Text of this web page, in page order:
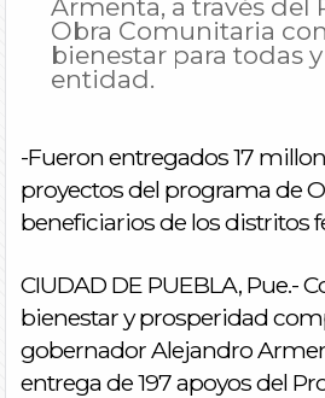
Armenta, a través del
Obra Comunitaria
bienestar para todas
entidad.
-Fueron entregados 17
proyectos del programa de
beneficiarios de los distritos
CIUDAD DE PUEBLA, Pue.-
bienestar y prosperidad
gobernador Alejandro
entrega de 197 apoyos del